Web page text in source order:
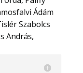
Ádám
Szabolcs
András,